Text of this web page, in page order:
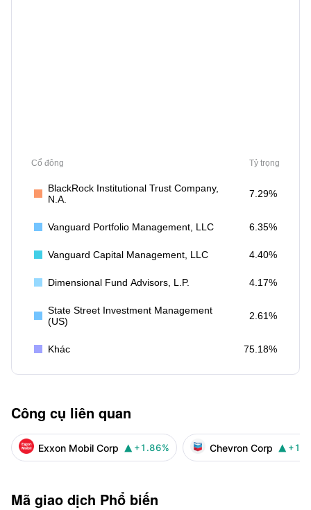
Cổ đông Tỷ trọng
BlackRock Institutional Trust Company,
N.A.
7.29%
Vanguard Portfolio Management, LLC 6.35%
Vanguard Capital Management, LLC 4.40%
Dimensional Fund Advisors, L.P. 4.17%
State Street Investment Management
(US)
2.61%
Khác 75.18%
Công cụ liên quan
Exxon Mobil Corp  +1.86% Chevron Corp 
Mã giao dịch Phổ biến